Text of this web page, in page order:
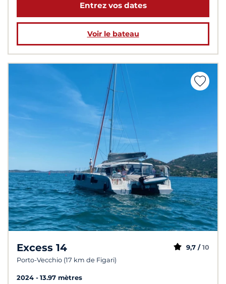
Entrez vos dates
Voir le bateau
Excess 14
Porto-Vecchio (17 km de Figari)
9,7 / 10
2024
13.97 mètres